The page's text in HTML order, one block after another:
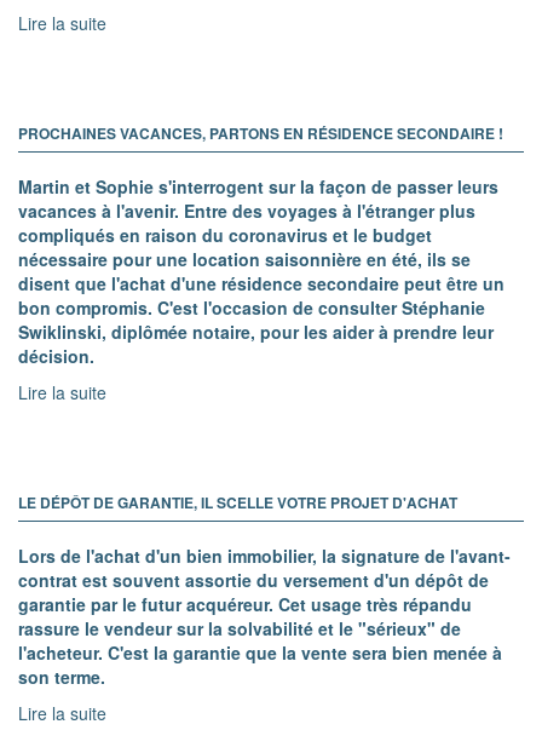
Lire la suite
PROCHAINES VACANCES, PARTONS EN RÉSIDENCE SECONDAIRE !
Martin et Sophie s'interrogent sur la façon de passer leurs
vacances à l'avenir. Entre des voyages à l'étranger plus
compliqués en raison du coronavirus et le budget
nécessaire pour une location saisonnière en été, ils se
disent que l'achat d'une résidence secondaire peut être un
bon compromis. C'est l'occasion de consulter Stéphanie
Swiklinski, diplômée notaire, pour les aider à prendre leur
décision.
Lire la suite
LE DÉPÔT DE GARANTIE, IL SCELLE VOTRE PROJET D'ACHAT
Lors de l'achat d'un bien immobilier, la signature de l'avant-
contrat est souvent assortie du versement d'un dépôt de
garantie par le futur acquéreur. Cet usage très répandu
rassure le vendeur sur la solvabilité et le "sérieux" de
l'acheteur. C'est la garantie que la vente sera bien menée à
son terme.
Lire la suite